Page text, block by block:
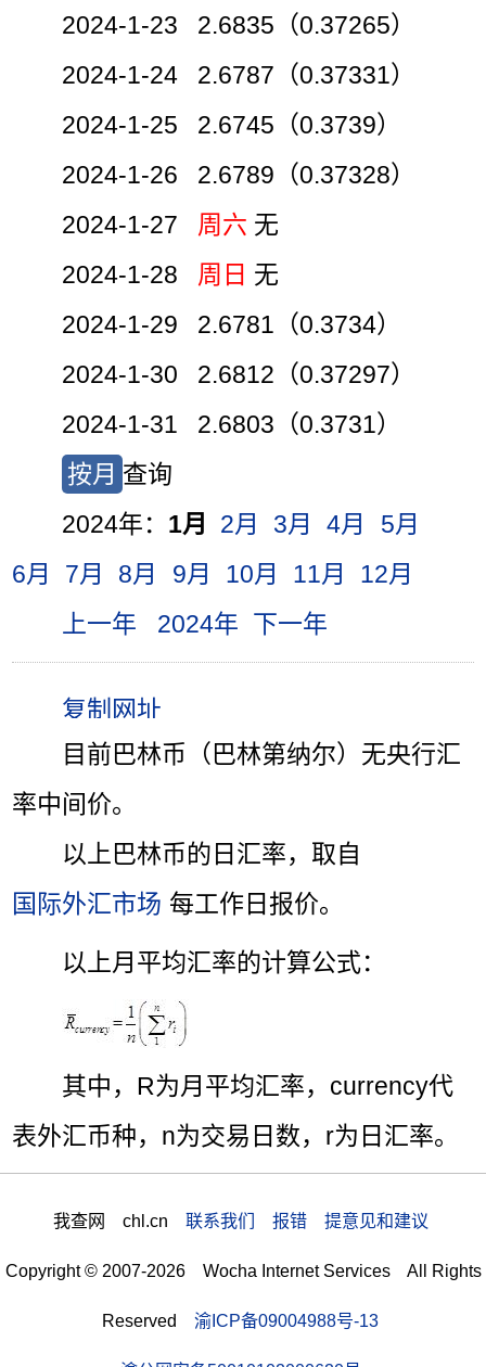
2024-1-23 2.6835（0.37265）
2024-1-24 2.6787（0.37331）
2024-1-25 2.6745（0.3739）
2024-1-26 2.6789（0.37328）
2024-1-27 周六 无
2024-1-28 周日 无
2024-1-29 2.6781（0.3734）
2024-1-30 2.6812（0.37297）
2024-1-31 2.6803（0.3731）
按月 查询
2024年： 1月 2月 3月 4月
5月
6月
7月 8月 9月 10月 11月
12月
上一年
2024年 下一年
目前巴林币（巴林第纳尔）无央行汇
率中间价。
以上巴林币的日汇率，取自
国际外汇市场 每工作日报价。
以上月平均汇率的计算公式：
其中，R为月平均汇率，currency代
表外汇币种，n为交易日数，r为日汇率。
我查网 chl.cn 联系我们 报错 提意见和建议
Copyright © 2007-2026 Wocha Internet Services All Rights
Reserved 渝ICP备09004988号-13